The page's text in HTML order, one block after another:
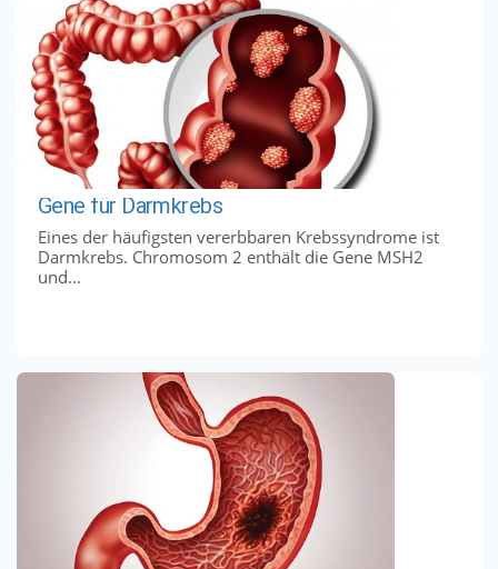
Gene für Darmkrebs
Eines der häufigsten vererbbaren Krebssyndrome ist
Darmkrebs. Chromosom 2 enthält die Gene MSH2
und...